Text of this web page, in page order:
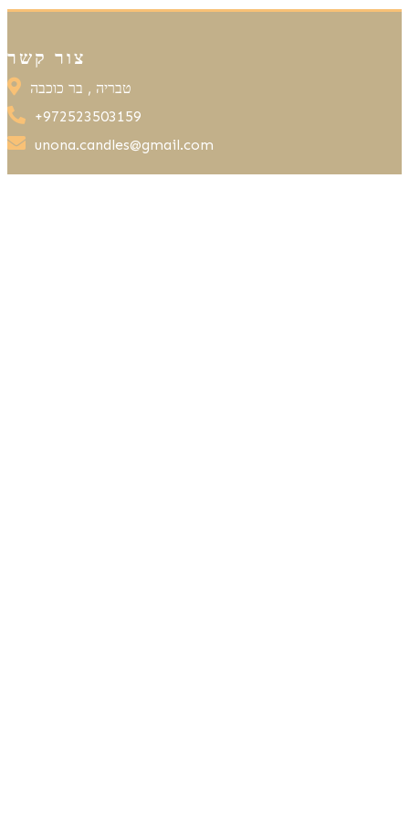
The
on
the
צור קשר
טבריה , בר כוכבה
+972523503159
unona.candles@gmail.com